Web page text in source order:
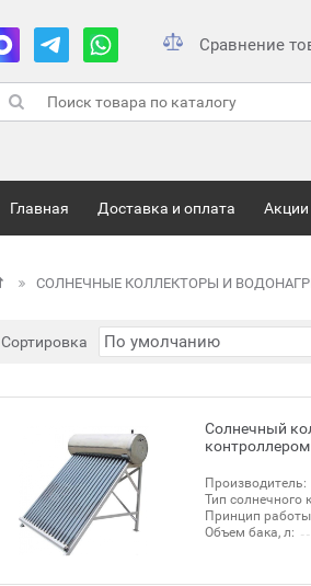
Сравнение
Главная Доставка и оплата Акции
СОЛНЕЧНЫЕ КОЛЛЕКТОРЫ И
Сортировка
Солнечный
контроллером
Производитель:
Тип солнечного
Принцип
Объем бака, л: